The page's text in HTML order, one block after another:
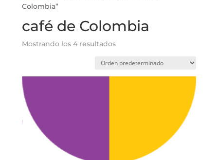
Colombia”
café de Colombia
Mostrando los 4 resultados